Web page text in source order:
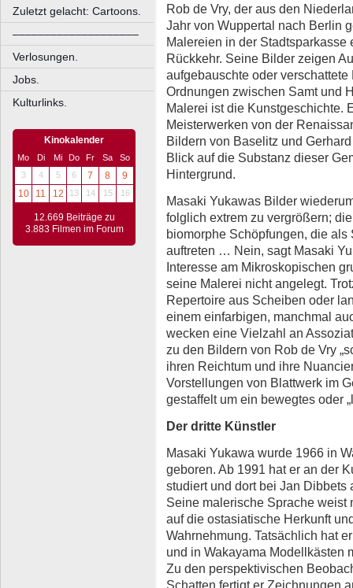
Zuletzt gelacht: Cartoons.
––––––––––––––––––––
Verlosungen.
Jobs.
Kulturlinks.
Kinokalender
Mo Di Mi Do Fr Sa
So
3
4 5 6 7 8
9
10
11 12 13 14 15 16
12.669 Beiträge zu
3.883 Filmen im Forum
Rob de Vry, der aus den
Jahr von Wuppertal nach Berlin
Malereien in der
Rückkehr. Seine Bilder zeigen
aufgebauschte oder
Ordnungen zwischen Samt und
Malerei ist die Kunstgeschichte.
Meisterwerken von der
Bildern von Baselitz und
Blick auf die Substanz dieser
Hintergrund.
Masaki Yukawas Bilder
folglich extrem zu vergrößern;
biomorphe Schöpfungen, die
auftreten … Nein, sagt Masaki
Interesse am Mikroskopischen
seine Malerei nicht angelegt.
Repertoire aus Scheiben oder
einem einfarbigen, manchmal
wecken eine Vielzahl an
zu den Bildern von Rob de Vry
ihren Reichtum und ihre
Vorstellungen von Blattwerk im
gestaffelt um ein bewegtes oder
Der dritte Künstler
Masaki Yukawa wurde 1966 in
geboren. Ab 1991 hat er an der
studiert und dort bei Jan
Seine malerische Sprache weist
auf die ostasiatische Herkunft
Wahrnehmung. Tatsächlich hat
und in Wakayama Modellkästen
Zu den perspektivischen
Schatten fertigt er Zeichnungen